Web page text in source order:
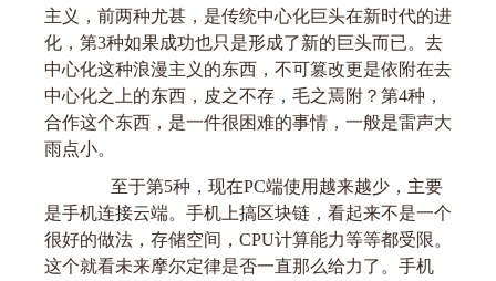
主义，前两种尤甚，是传统中心化巨头在新时代的进
化，第3种如果成功也只是形成了新的巨头而已。去
中心化这种浪漫主义的东西，不可篡改更是依附在去
中心化之上的东西，皮之不存，毛之焉附？第4种，
合作这个东西，是一件很困难的事情，一般是雷声大
雨点小。
至于第5种，现在PC端使用越来越少，主要
是手机连接云端。手机上搞区块链，看起来不是一个
很好的做法，存储空间，CPU计算能力等等都受限。
这个就看未来摩尔定律是否一直那么给力了。手机